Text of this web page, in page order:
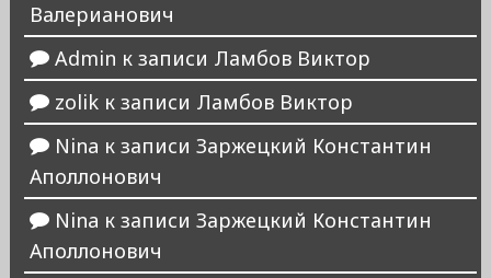
Валерианович
Admin к записи Ламбов Виктор
zolikк записи Ламбов Виктор
Nina к записи Заржецкий Константин
Аполлонович
Nina к записи Заржецкий Константин
Аполлонович